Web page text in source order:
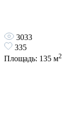
3033
335
Площадь: 135 м2